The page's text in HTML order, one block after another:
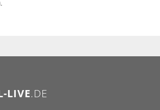
LIVE.DE